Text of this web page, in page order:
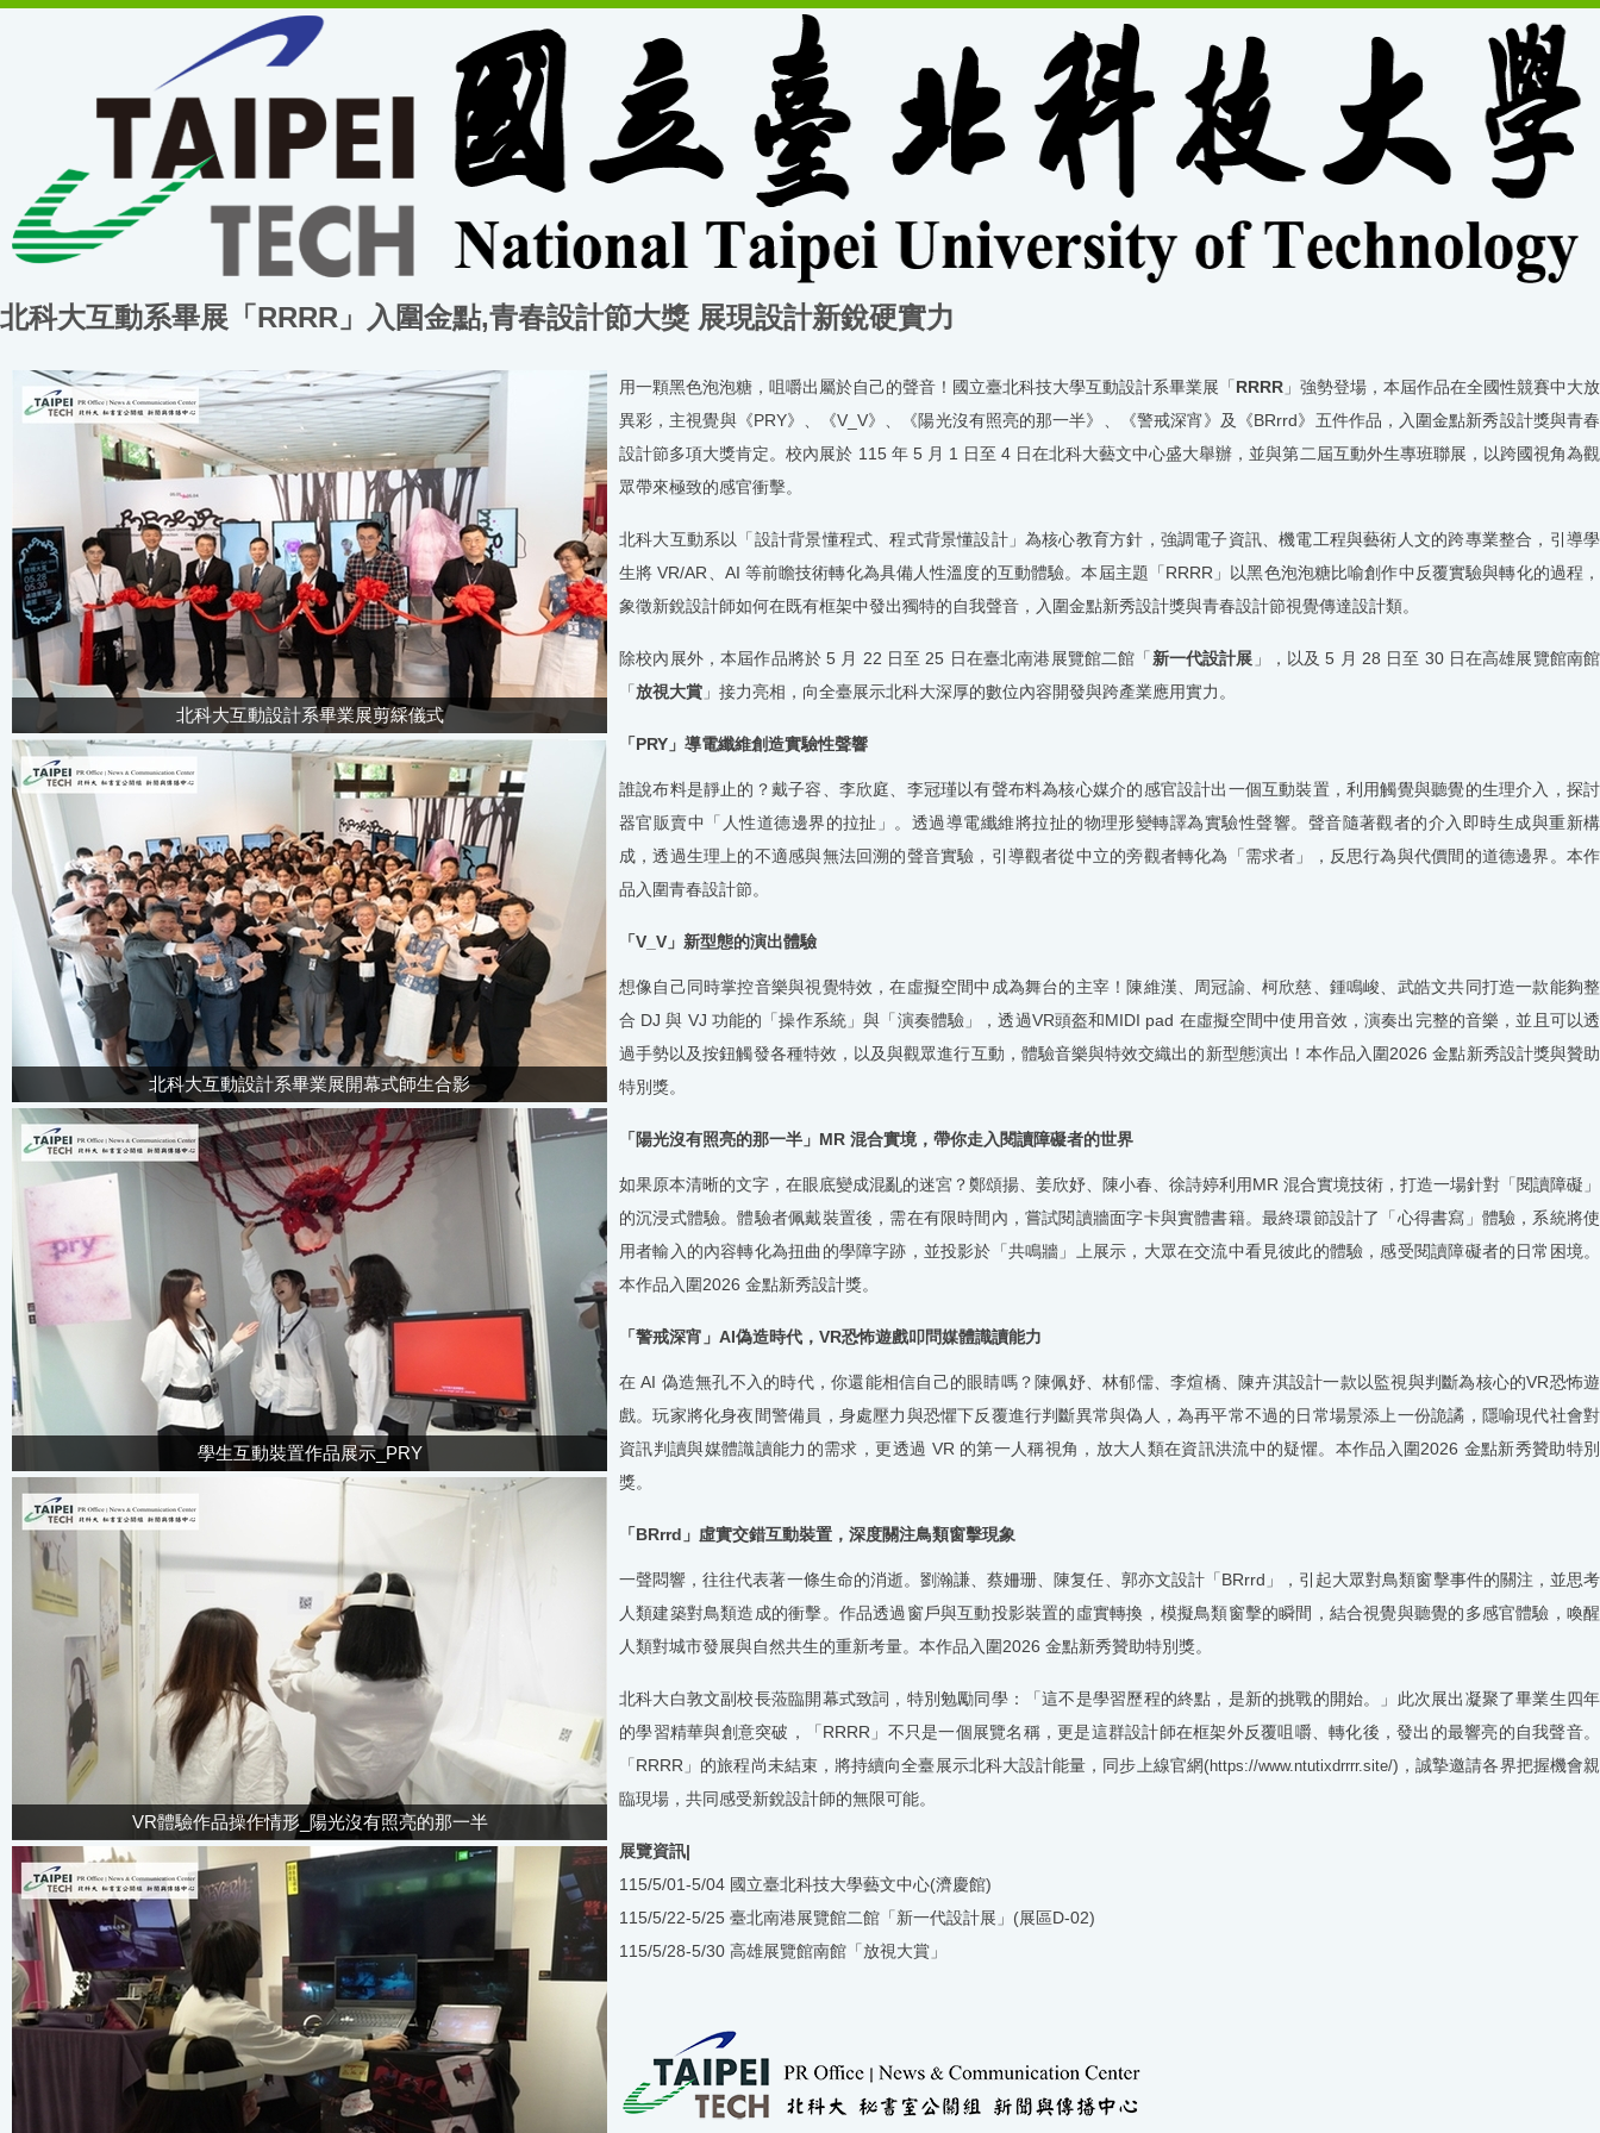
北科大互動系畢展「RRRR」入圍金點,青春設計節大獎 展現設計新銳硬實力
北科大互動設計系畢業展剪綵儀式
北科大互動設計系畢業展開幕式師生合影
學生互動裝置作品展示_PRY
VR體驗作品操作情形_陽光沒有照亮的那一半
用一顆黑色泡泡糖，咀嚼出屬於自己的聲音！國立臺北科技大學互動設計系畢業展「RRRR 」強勢登場，本屆作品在全國性競賽中大放
異彩，主視覺與《PRY》、《V_V》、《陽光沒有照亮的那一半》、《警戒深宵》及《BRrrd》五件作品，入圍金點新秀設計獎與青春
設計節多項大獎肯定。校內展於 115 年5 月 1 日至 4 日在北科大藝文中心盛大舉辦，並與第二屆互動外生專班聯展，以跨國視角為觀
眾帶來極致的感官衝擊。
北科大互動系以「設計背景懂程式、程式背景懂設計」為核心教育方針，強調電子資訊、機電工程與藝術人文的跨專業整合，引導學
生將 VR/AR AI 等前瞻技術轉化為具備人性溫度的互動體驗。本屆主題「RRRR 」以黑色泡泡糖比喻創作中反覆實驗與轉化的過程，
象徵新銳設計師如何在既有框架中發出獨特的自我聲音，入圍金點新秀設計獎與青春設計節視覺傳達設計類。
除校內展外，本屆作品將於 5 月 22 日至 25 日在臺北南港展覽館二館「 新一代設計展 」，以及 5 月 28 日至 30 日在高雄展覽館南館
「放視大賞 」接力亮相，向全臺展示北科大深厚的數位內容開發與跨產業應用實力。
「PRY 」導電纖維創造實驗性聲響
誰說布料是靜止的？戴子容、李欣庭、李冠瑾以有聲布料為核心媒介的感官設計出一個互動裝置，利用觸覺與聽覺的生理介入，探討
器官販賣中「人性道德邊界的拉扯」。透過導電纖維將拉扯的物理形變轉譯為實驗性聲響。聲音隨著觀者的介入即時生成與重新構
成，透過生理上的不適感與無法回溯的聲音實驗，引導觀者從中立的旁觀者轉化為「需求者」，反思行為與代價間的道德邊界。本作
品入圍青春設計節。
「V_V 」新型態的演出體驗
想像自己同時掌控音樂與視覺特效，在虛擬空間中成為舞台的主宰！陳維漢、周冠諭、柯欣慈、鍾鳴峻、武皓文共同打造一款能夠整
合 DJ與 VJ 功能的「操作系統」與「演奏體驗」，透過VR頭盔和MIDI pad 在虛擬空間中使用音效，演奏出完整的音樂，並且可以透
過手勢以及按鈕觸發各種特效，以及與觀眾進行互動，體驗音樂與特效交織出的新型態演出！本作品入圍2026金點新秀設計獎與贊助
特別獎。
「陽光沒有照亮的那一半」 MR 混合實境，帶你走入閱讀障礙者的世界
如果原本清晰的文字，在眼底變成混亂的迷宮？鄭頌揚、姜欣妤、陳小春、徐詩婷利用MR 混合實境技術，打造一場針對「閱讀障礙」
的沉浸式體驗。體驗者佩戴裝置後，需在有限時間內，嘗試閱讀牆面字卡與實體書籍。最終環節設計了「心得書寫」體驗，系統將使
用者輸入的內容轉化為扭曲的學障字跡，並投影於「共鳴牆」上展示，大眾在交流中看見彼此的體驗，感受閱讀障礙者的日常困境。
本作品入圍2026 金點新秀設計獎。
「警戒深宵」 AI偽造時代， VR恐怖遊戲叩問媒體識讀能力
在 AI 偽造無孔不入的時代，你還能相信自己的眼睛嗎？陳佩妤、林郁儒、李煊橋、陳卉淇設計一款以監視與判斷為核心的VR恐怖遊
戲。玩家將化身夜間警備員，身處壓力與恐懼下反覆進行判斷異常與偽人，為再平常不過的日常場景添上一份詭譎，隱喻現代社會對
資訊判讀與媒體識讀能力的需求，更透過 VR 的第一人稱視角，放大人類在資訊洪流中的疑懼。本作品入圍2026 金點新秀贊助特別
獎。
「BRrrd 」虛實交錯互動裝置，深度關注鳥類窗擊現象
一聲悶響，往往代表著一條生命的消逝。劉瀚謙、蔡姍珊、陳复任、郭亦文設計「BRrrd 」，引起大眾對鳥類窗擊事件的關注，並思考
人類建築對鳥類造成的衝擊。作品透過窗戶與互動投影裝置的虛實轉換，模擬鳥類窗擊的瞬間，結合視覺與聽覺的多感官體驗，喚醒
人類對城市發展與自然共生的重新考量。本作品入圍2026 金點新秀贊助特別獎。
北科大白敦文副校長蒞臨開幕式致詞，特別勉勵同學：「這不是學習歷程的終點，是新的挑戰的開始。」此次展出凝聚了畢業生四年
的學習精華與創意突破，「RRRR 」不只是一個展覽名稱，更是這群設計師在框架外反覆咀嚼、轉化後，發出的最響亮的自我聲音。
「RRRR 」的旅程尚未結束，將持續向全臺展示北科大設計能量，同步上線官網(https://www.ntutixdrrrr.site/) ，誠摯邀請各界把握機會親
臨現場，共同感受新銳設計師的無限可能。
展覽資訊|
115/5/01-5/04 國立臺北科技大學藝文中心(濟慶館)
115/5/22-5/25 臺北南港展覽館二館「新一代設計展」 (展區D-02)
115/5/28-5/30 高雄展覽館南館「放視大賞」